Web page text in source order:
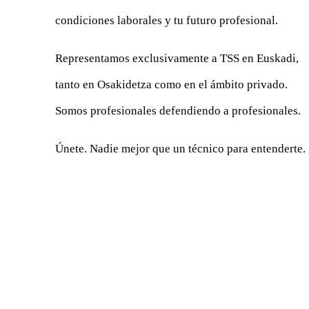
condiciones laborales y tu futuro profesional.
Representamos exclusivamente a TSS en Euskadi,
tanto en Osakidetza como en el ámbito privado.
Somos profesionales defendiendo a profesionales.
Únete. Nadie mejor que un técnico para entenderte.